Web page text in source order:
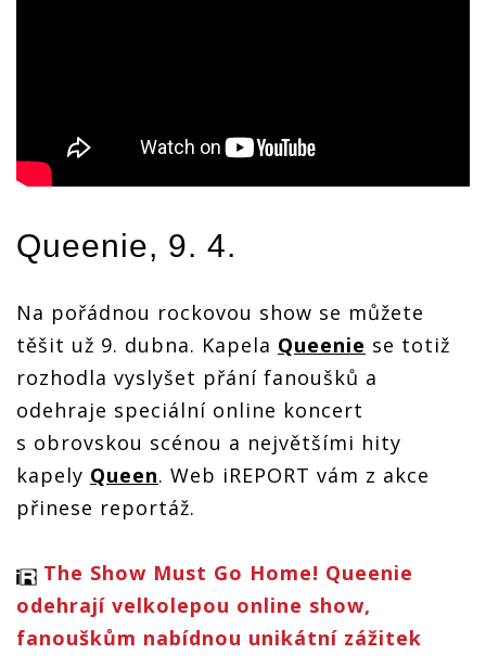
Queenie, 9. 4.
Na pořádnou rockovou show se můžete
těšit už 9. dubna. Kapela Queenie se totiž
rozhodla vyslyšet přání fanoušků a
odehraje speciální online koncert
s obrovskou scénou a největšími hity
kapely Queen. Web iREPORT vám z akce
přinese reportáž.
The Show Must Go Home! Queenie
odehrají velkolepou online show,
fanouškům nabídnou unikátní zážitek